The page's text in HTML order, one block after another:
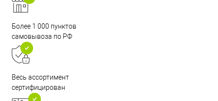
Более 1 000 пунктов
самовывоза по РФ
Весь ассортимент
сертифицирован